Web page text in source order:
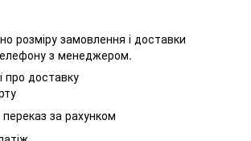
розміру замовлення і доставки
з менеджером.
про доставку
переказ за рахунком